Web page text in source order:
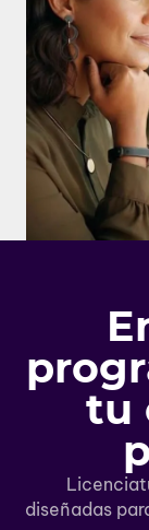
tu
diseñadas